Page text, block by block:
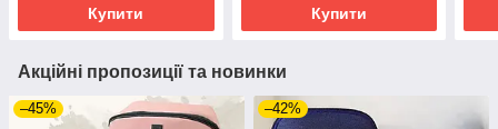
Купити Купити
Акційні пропозиції та новинки
–45% –42%